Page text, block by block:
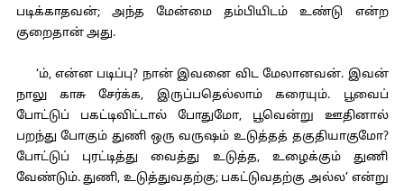
படிக்காதவன்; அந்த மேன்மை தம்பியிடம் உண்டு என்ற
குறைதான் அது.
‘ம், என்ன படிப்பு? நான் இவனை விட மேலானவன். இவன்
நாலு காசு சேர்க்க, இருப்பதெல்லாம் கரையும். பூவைப்
போட்டுப் பகட்டிவிட்டால் போதுமோ, பூவென்று ஊதினால்
பறந்து போகும் துணி ஒரு வருஷம் உடுத்தத் தகுதியாகுமோ?
போட்டுப் புரட்டித்து வைத்து உடுத்த, உழைக்கும் துணி
வேண்டும். துணி, உடுத்துவதற்கு; பகட்டுவதற்கு அல்ல’ என்று